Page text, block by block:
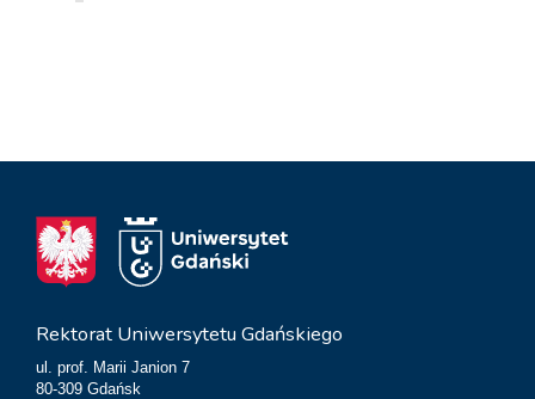
Rektorat Uniwersytetu Gdańskiego
ul. prof. Marii Janion 7
80-309 Gdańsk